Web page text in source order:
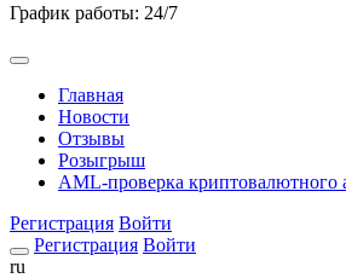
График работы: 24/7
Главная
Новости
Отзывы
Розыгрыш
AML-проверка криптовалютного
Регистрация Войти
Регистрация Войти
ru